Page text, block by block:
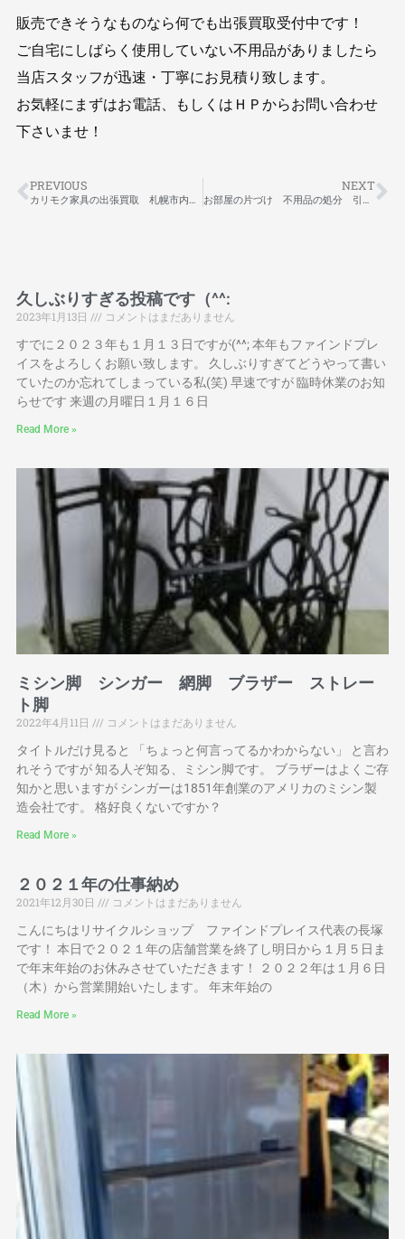
販売できそうなものなら何でも出張買取受付中です！
ご自宅にしばらく使用していない不用品がありましたら
当店スタッフが迅速・丁寧にお見積り致します。
お気軽にまずはお電話、もしくはＨＰからお問い合わせ
下さいませ！
PREVIOUS
カリモク家具の出張買取 札幌市内近郊対応いたします！
NEXT
お部屋の片づけ 不用品の処分 引取 買取 札幌市内出張対応！
久しぶりすぎる投稿です（^^:
2023年1月13日
コメントはまだありません
すでに２０２３年も１月１３日ですが(^^; 本年もファインドプレ
イスをよろしくお願い致します。 久しぶりすぎてどうやって書い
ていたのか忘れてしまっている私(笑) 早速ですが 臨時休業のお知
らせです 来週の月曜日１月１６日
Read More »
ミシン脚 シンガー 網脚 ブラザー ストレー
ト脚
2022年4月11日
コメントはまだありません
タイトルだけ見ると 「ちょっと何言ってるかわからない」 と言わ
れそうですが 知る人ぞ知る、ミシン脚です。 ブラザーはよくご存
知かと思いますが シンガーは1851年創業のアメリカのミシン製
造会社です。 格好良くないですか？
Read More »
２０２１年の仕事納め
2021年12月30日
コメントはまだありません
こんにちはリサイクルショップ ファインドプレイス代表の長塚
です！ 本日で２０２１年の店舗営業を終了し明日から１月５日ま
で年末年始のお休みさせていただきます！ ２０２２年は１月６日
（木）から営業開始いたします。 年末年始の
Read More »